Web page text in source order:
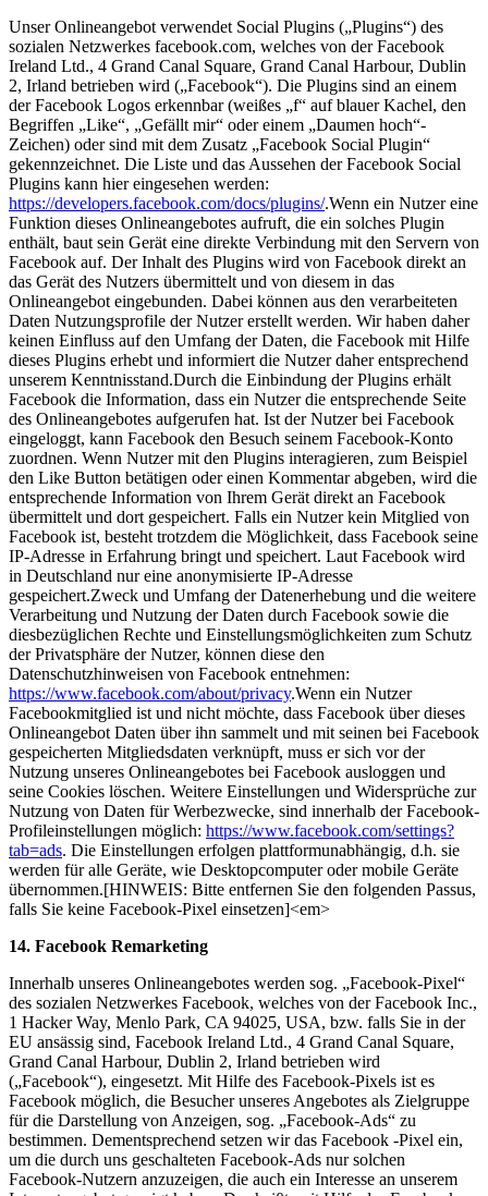
Unser Onlineangebot verwendet Social Plugins („Plugins“) des
sozialen Netzwerkes facebook.com, welches von der Facebook
Ireland Ltd., 4 Grand Canal Square, Grand Canal Harbour, Dublin
2, Irland betrieben wird („Facebook“). Die Plugins sind an einem
der Facebook Logos erkennbar (weißes „f“ auf blauer Kachel, den
Begriffen „Like“, „Gefällt mir“ oder einem „Daumen hoch“-
Zeichen) oder sind mit dem Zusatz „Facebook Social Plugin“
gekennzeichnet. Die Liste und das Aussehen der Facebook Social
Plugins kann hier eingesehen werden:
https://developers.facebook.com/docs/plugins/.Wenn ein Nutzer eine
Funktion dieses Onlineangebotes aufruft, die ein solches Plugin
enthält, baut sein Gerät eine direkte Verbindung mit den Servern von
Facebook auf. Der Inhalt des Plugins wird von Facebook direkt an
das Gerät des Nutzers übermittelt und von diesem in das
Onlineangebot eingebunden. Dabei können aus den verarbeiteten
Daten Nutzungsprofile der Nutzer erstellt werden. Wir haben daher
keinen Einfluss auf den Umfang der Daten, die Facebook mit Hilfe
dieses Plugins erhebt und informiert die Nutzer daher entsprechend
unserem Kenntnisstand.Durch die Einbindung der Plugins erhält
Facebook die Information, dass ein Nutzer die entsprechende Seite
des Onlineangebotes aufgerufen hat. Ist der Nutzer bei Facebook
eingeloggt, kann Facebook den Besuch seinem Facebook-Konto
zuordnen. Wenn Nutzer mit den Plugins interagieren, zum Beispiel
den Like Button betätigen oder einen Kommentar abgeben, wird die
entsprechende Information von Ihrem Gerät direkt an Facebook
übermittelt und dort gespeichert. Falls ein Nutzer kein Mitglied von
Facebook ist, besteht trotzdem die Möglichkeit, dass Facebook seine
IP-Adresse in Erfahrung bringt und speichert. Laut Facebook wird
in Deutschland nur eine anonymisierte IP-Adresse
gespeichert.Zweck und Umfang der Datenerhebung und die weitere
Verarbeitung und Nutzung der Daten durch Facebook sowie die
diesbezüglichen Rechte und Einstellungsmöglichkeiten zum Schutz
der Privatsphäre der Nutzer, können diese den
Datenschutzhinweisen von Facebook entnehmen:
https://www.facebook.com/about/privacy.Wenn ein Nutzer
Facebookmitglied ist und nicht möchte, dass Facebook über dieses
Onlineangebot Daten über ihn sammelt und mit seinen bei Facebook
gespeicherten Mitgliedsdaten verknüpft, muss er sich vor der
Nutzung unseres Onlineangebotes bei Facebook ausloggen und
seine Cookies löschen. Weitere Einstellungen und Widersprüche zur
Nutzung von Daten für Werbezwecke, sind innerhalb der Facebook-
Profileinstellungen möglich: https://www.facebook.com/settings?
tab=ads. Die Einstellungen erfolgen plattformunabhängig, d.h. sie
werden für alle Geräte, wie Desktopcomputer oder mobile Geräte
übernommen.[HINWEIS: Bitte entfernen Sie den folgenden Passus,
falls Sie keine Facebook-Pixel einsetzen]<em>
14. Facebook Remarketing
Innerhalb unseres Onlineangebotes werden sog. „Facebook-Pixel“
des sozialen Netzwerkes Facebook, welches von der Facebook Inc.,
1 Hacker Way, Menlo Park, CA 94025, USA, bzw. falls Sie in der
EU ansässig sind, Facebook Ireland Ltd., 4 Grand Canal Square,
Grand Canal Harbour, Dublin 2, Irland betrieben wird
(„Facebook“), eingesetzt. Mit Hilfe des Facebook-Pixels ist es
Facebook möglich, die Besucher unseres Angebotes als Zielgruppe
für die Darstellung von Anzeigen, sog. „Facebook-Ads“ zu
bestimmen. Dementsprechend setzen wir das Facebook -Pixel ein,
um die durch uns geschalteten Facebook-Ads nur solchen
Facebook-Nutzern anzuzeigen, die auch ein Interesse an unserem